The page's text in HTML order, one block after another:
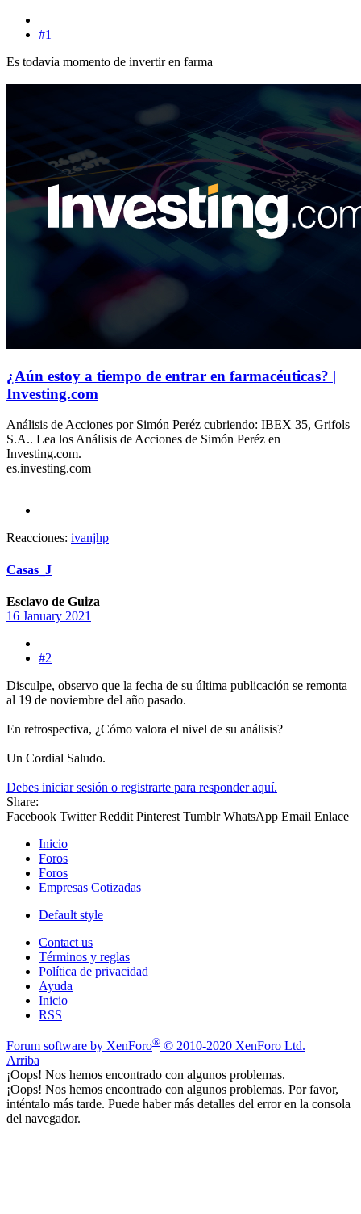
#1
Es todavía momento de invertir en farma
¿Aún estoy a tiempo de entrar en farmacéuticas? |
Investing.com
Análisis de Acciones por Simón Peréz cubriendo: IBEX 35, Grifols
S.A.. Lea los Análisis de Acciones de Simón Peréz en
Investing.com.
es.investing.com
Reacciones: ivanjhp
Casas_J
Esclavo de Guiza
16 January 2021
#2
Disculpe, observo que la fecha de su última publicación se remonta
al 19 de noviembre del año pasado.
En retrospectiva, ¿Cómo valora el nivel de su análisis?
Un Cordial Saludo.
Debes iniciar sesión o registrarte para responder aquí.
Share:
Facebook Twitter Reddit Pinterest Tumblr WhatsApp Email Enlace
Inicio
Foros
Foros
Empresas Cotizadas
Default style
Contact us
Términos y reglas
Política de privacidad
Ayuda
Inicio
RSS
Forum software by XenForo® © 2010-2020 XenForo Ltd.
Arriba
¡Oops! Nos hemos encontrado con algunos problemas.
¡Oops! Nos hemos encontrado con algunos problemas. Por favor,
inténtalo más tarde. Puede haber más detalles del error en la consola
del navegador.